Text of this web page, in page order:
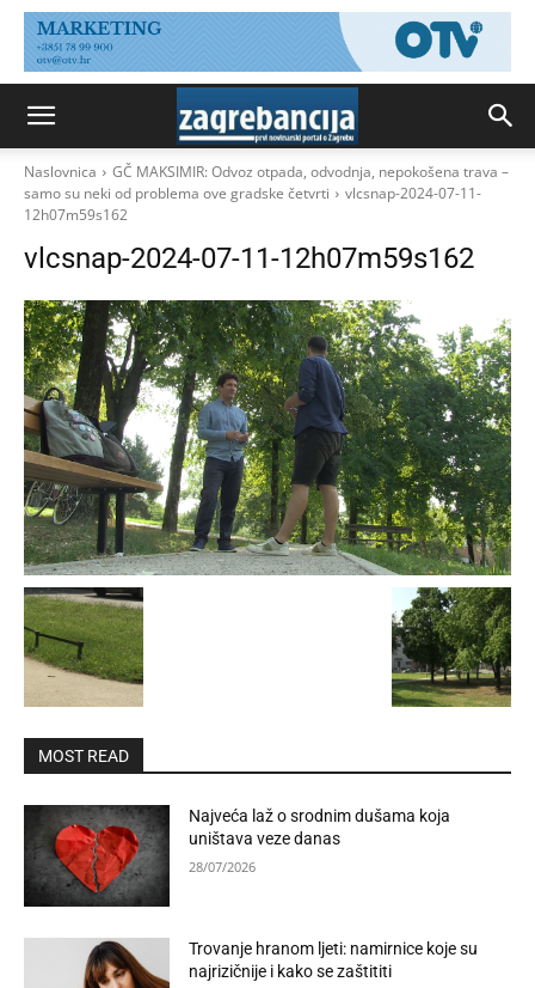
Naslovnica
GČ MAKSIMIR: Odvoz otpada, odvodnja, nepokošena trava –
samo su neki od problema ove gradske četvrti
vlcsnap-2024-07-11-
12h07m59s162
vlcsnap-2024-07-11-12h07m59s162
MOST READ
Najveća laž o srodnim dušama koja
uništava veze danas
28/07/2026
Trovanje hranom ljeti: namirnice koje su
najrizičnije i kako se zaštititi